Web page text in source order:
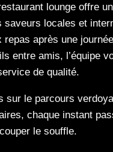
lounge offre
saveurs locales et
après une
entre amis, l’équipe
de qualité.
sur le parcours
chaque instant
le souffle.